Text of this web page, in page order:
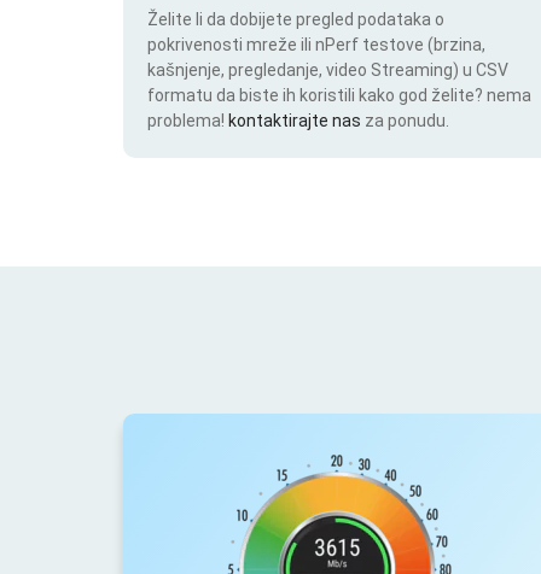
Želite li da dobijete pregled podataka o
pokrivenosti mreže ili nPerf testove (brzina,
kašnjenje, pregledanje, video Streaming) u CSV
formatu da biste ih koristili kako god želite? nema
problema! kontaktirajte nas za ponudu.